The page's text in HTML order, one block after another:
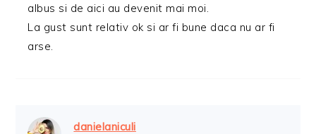
albus si de aici au devenit mai moi.
La gust sunt relativ ok si ar fi bune daca nu ar fi
arse.
danielaniculi